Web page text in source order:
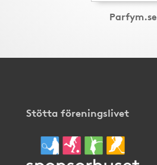
Parfym.se
Stötta föreningslivet